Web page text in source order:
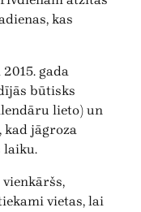
kas
gada
būtisks
lieto) un
kad jāgroza
laiku.
vietas, lai